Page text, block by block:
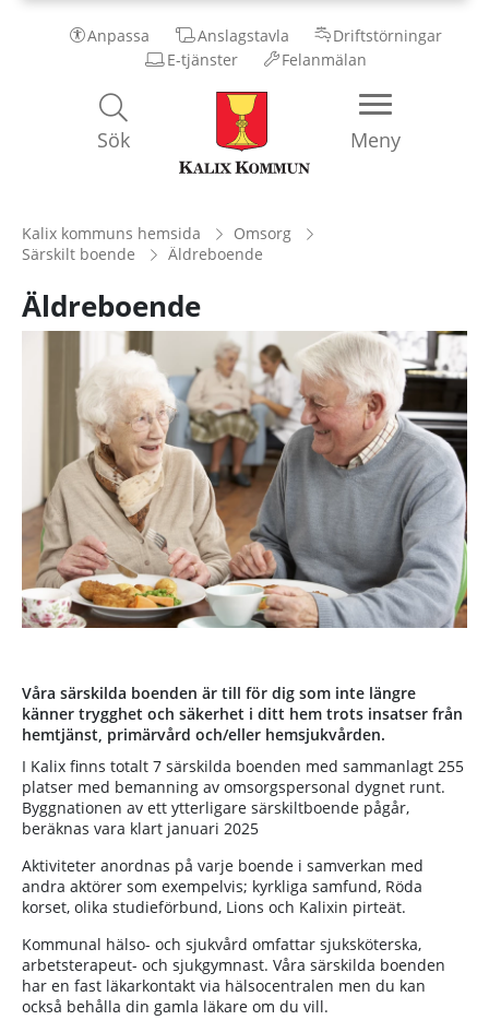
Anpassa Anslagstavla
Driftstörningar
E-tjänster
Felanmälan
Kalix
Kommun
Meny
Sök
Kalix kommuns hemsida
Omsorg
Särskilt boende
Äldreboende
Äldreboende
Våra särskilda boenden är till för dig som inte längre
känner trygghet och säkerhet i ditt hem trots insatser från
hemtjänst, primärvård och/eller hemsjukvården.
I Kalix finns totalt 7 särskilda boenden med sammanlagt 255
platser med bemanning av omsorgspersonal dygnet runt.
Byggnationen av ett ytterligare särskiltboende pågår,
beräknas vara klart januari 2025
Aktiviteter anordnas på varje boende i samverkan med
andra aktörer som exempelvis; kyrkliga samfund, Röda
korset, olika studieförbund, Lions och Kalixin pirteät.
Kommunal hälso- och sjukvård omfattar sjuksköterska,
arbetsterapeut- och sjukgymnast. Våra särskilda boenden
har en fast läkarkontakt via hälsocentralen men du kan
också behålla din gamla läkare om du vill.